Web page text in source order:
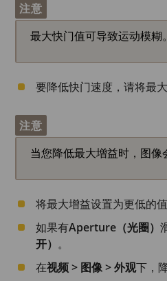
注意
最大快门值可导致运动模糊。
要降低快门速度，请将最
注意
当您降低最大增益时，图像
将最大增益设置为更低的值
如果有Aperture（光圈）
开） 。
在视频 > 图像 > 外观下，